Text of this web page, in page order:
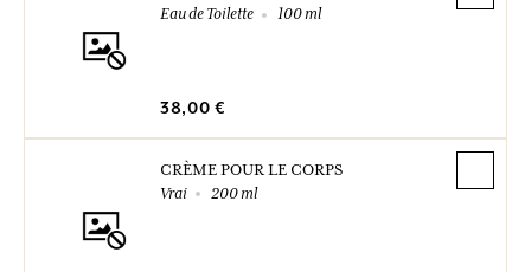
Eau de Toilette
100 ml
38,00 €
CRÈME POUR LE CORPS
Vrai
200 ml